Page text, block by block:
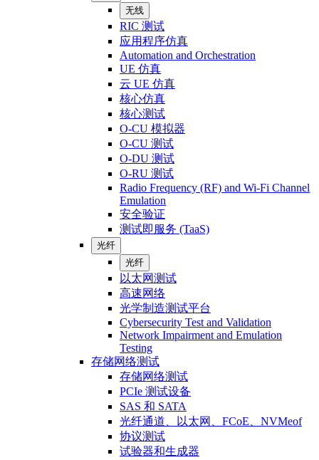
无线
RIC 测试
应用程序仿真
Automation and Orchestration
UE 仿真
云 UE 仿真
核心仿真
核心测试
O-CU 模拟器
O-CU 测试
O-DU 测试
O-RU 测试
Radio Frequency (RF) and Wi-Fi Channel
Emulation
安全验证
测试即服务 (TaaS)
光纤
光纤
以太网测试
高速网络
光学制造测试平台
Cybersecurity Test and Validation
Network Impairment and Emulation
Testing
存储网络测试
存储网络测试
PCIe 测试设备
SAS 和 SATA
光纤通道、以太网、FCoE、NVMeof
协议测试
试验器和生成器